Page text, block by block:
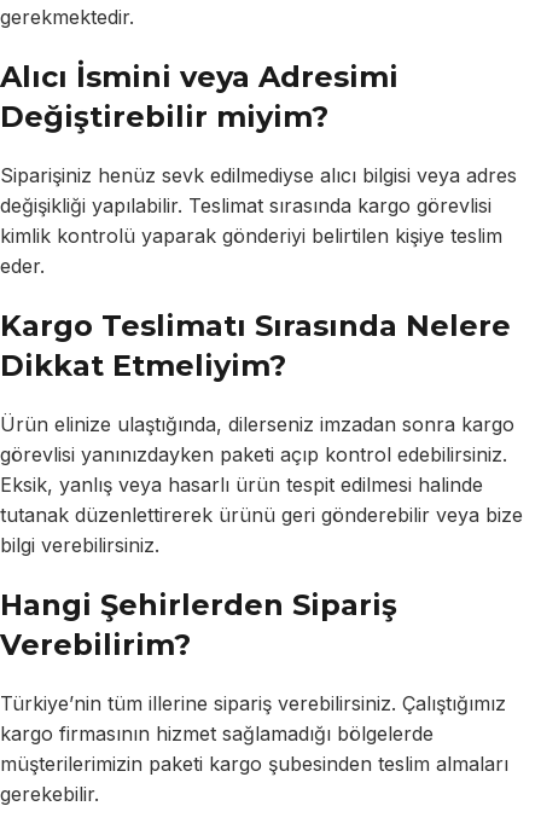
gerekmektedir.
Alıcı İsmini veya Adresimi
Değiştirebilir miyim?
Siparişiniz henüz sevk edilmediyse alıcı bilgisi veya adres
değişikliği yapılabilir. Teslimat sırasında kargo görevlisi
kimlik kontrolü yaparak gönderiyi belirtilen kişiye teslim
eder.
Kargo Teslimatı Sırasında Nelere
Dikkat Etmeliyim?
Ürün elinize ulaştığında, dilerseniz imzadan sonra kargo
görevlisi yanınızdayken paketi açıp kontrol edebilirsiniz.
Eksik, yanlış veya hasarlı ürün tespit edilmesi halinde
tutanak düzenlettirerek ürünü geri gönderebilir veya bize
bilgi verebilirsiniz.
Hangi Şehirlerden Sipariş
Verebilirim?
Türkiye’nin tüm illerine sipariş verebilirsiniz. Çalıştığımız
kargo firmasının hizmet sağlamadığı bölgelerde
müşterilerimizin paketi kargo şubesinden teslim almaları
gerekebilir.